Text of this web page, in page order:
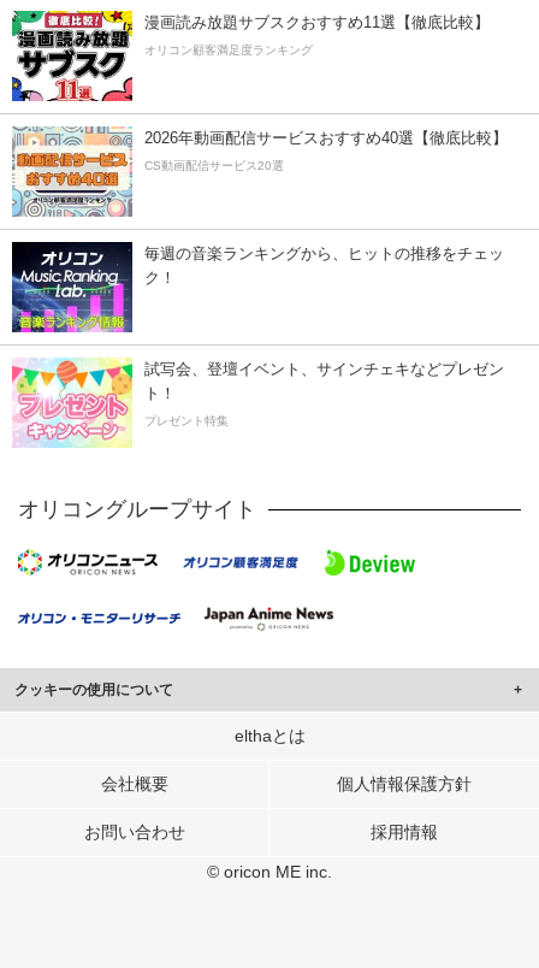
漫画読み放題サブスクおすすめ11選【徹底比較】
オリコン顧客満足度ランキング
2026年動画配信サービスおすすめ40選【徹底比較】
CS動画配信サービス20選
毎週の音楽ランキングから、ヒットの推移をチェッ
ク！
試写会、登壇イベント、サインチェキなどプレゼン
ト！
プレゼント特集
オリコングループサイト
クッキーの使用について
このサイトでは Cookie を使用して、ユーザーに合わせたコンテンツや広告の
行っています。
メディアや広告配信、データ解析の各パートナーに提供しています。
elthaとは
会社概要 個人情報保護方針
お問い合わせ 採用情報
© oricon ME inc.